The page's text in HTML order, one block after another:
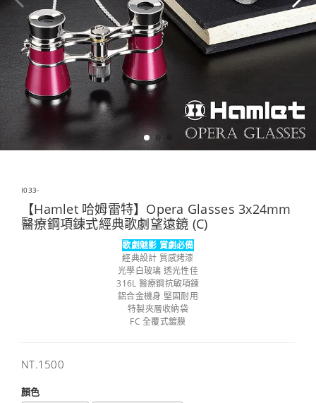
I033-
【Hamlet 哈姆雷特】Opera Glasses 3x24mm
醫療鋼項鍊式經典歌劇望遠鏡 (C)
歌劇魅影 賞劇必備
經典設計 質感烤漆
光學白玻璃 透光性佳
316L 醫療鋼抗敏項鍊
鋁合金機身 堅固耐用
特製夾層收納袋
FC 全覆式鍍膜
售
NT.1500
顏色